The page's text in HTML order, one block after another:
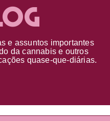
e assuntos importantes
da cannabis e outros
quase-que-diárias.